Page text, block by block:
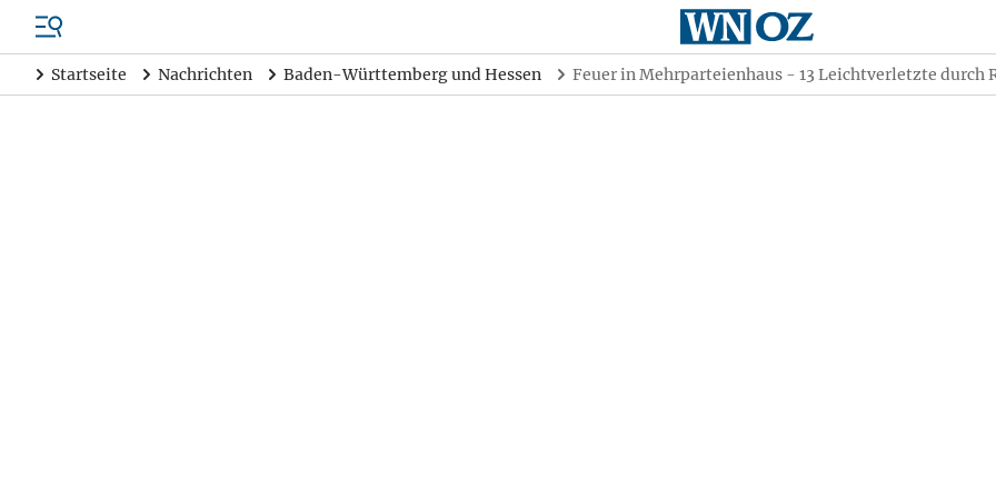
Startseite Nachrichten Baden-Württemberg und Hessen Feuer in Mehrparteienhaus - 13 Leichtverletzte durch